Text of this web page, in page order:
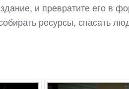
и превратите его в
ресурсы, спасать